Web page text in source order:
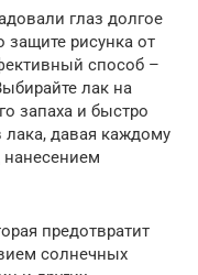
глаз долгое
защите рисунка от
способ –
лак на
запаха и быстро
лака, давая каждому
предотвратит
солнечных